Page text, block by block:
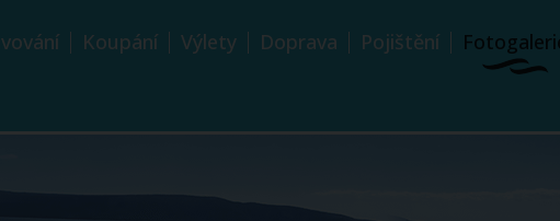
Koupání Výlety Doprava Pojištění